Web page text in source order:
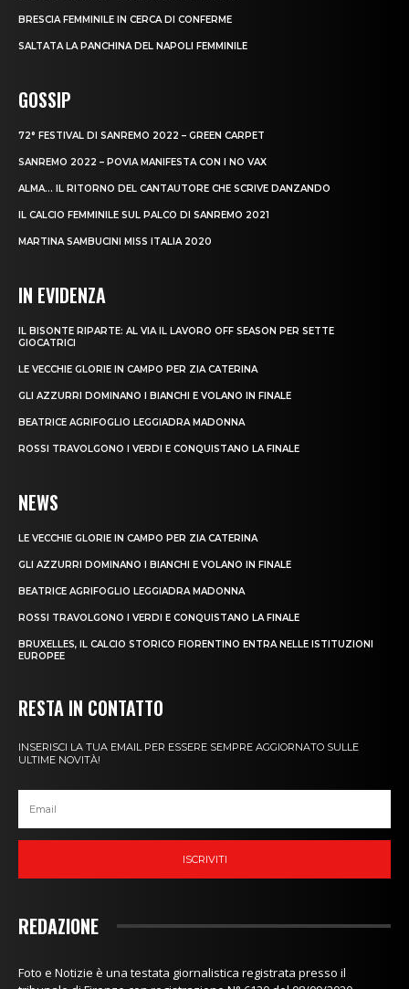
BRESCIA FEMMINILE IN CERCA DI CONFERME
SALTATA LA PANCHINA DEL NAPOLI FEMMINILE
GOSSIP
72° FESTIVAL DI SANREMO 2022 – GREEN CARPET
SANREMO 2022 – POVIA MANIFESTA CON I NO VAX
ALMA… IL RITORNO DEL CANTAUTORE CHE SCRIVE DANZANDO
IL CALCIO FEMMINILE SUL PALCO DI SANREMO 2021
MARTINA SAMBUCINI MISS ITALIA 2020
IN EVIDENZA
IL BISONTE RIPARTE: AL VIA IL LAVORO OFF SEASON PER SETTE
GIOCATRICI
LE VECCHIE GLORIE IN CAMPO PER ZIA CATERINA
GLI AZZURRI DOMINANO I BIANCHI E VOLANO IN FINALE
BEATRICE AGRIFOGLIO LEGGIADRA MADONNA
ROSSI TRAVOLGONO I VERDI E CONQUISTANO LA FINALE
NEWS
LE VECCHIE GLORIE IN CAMPO PER ZIA CATERINA
GLI AZZURRI DOMINANO I BIANCHI E VOLANO IN FINALE
BEATRICE AGRIFOGLIO LEGGIADRA MADONNA
ROSSI TRAVOLGONO I VERDI E CONQUISTANO LA FINALE
BRUXELLES, IL CALCIO STORICO FIORENTINO ENTRA NELLE ISTITUZIONI
EUROPEE
RESTA IN CONTATTO
INSERISCI LA TUA EMAIL PER ESSERE SEMPRE AGGIORNATO SULLE
ULTIME NOVITÀ!
ISCRIVITI
REDAZIONE
Foto e Notizie è una testata giornalistica registrata presso il